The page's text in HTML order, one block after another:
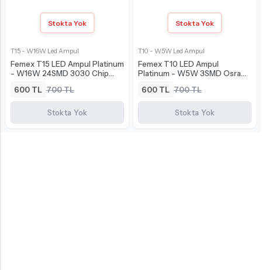
T15 - W16W Led Ampul
Femex T15 LED Ampul Platinum
- W16W 24SMD 3030 Chip
600 TL 700 TL
Stokta Yok
Stokta Yok
T10 - W5W Led Ampul
Femex T10 LED Ampul
Platinum - W5W 3SMD Osram
600 TL 700 TL
Stokta Yok
Stokta Yok